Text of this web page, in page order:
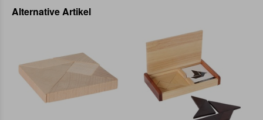
Alternative Artikel